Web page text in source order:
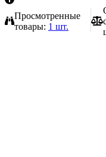
Просмотренные
товары: 1 шт.